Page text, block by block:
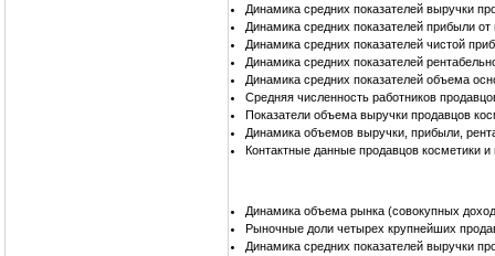
Динамика средних показателей выручки
Динамика средних показателей прибыли
Динамика средних показателей чистой
Динамика средних показателей
Динамика средних показателей объема
Средняя численность работников
Показатели объема выручки продавцов
Динамика объемов выручки, прибыли,
Контактные данные продавцов косметики
Динамика объема рынка (совокупных
Рыночные доли четырех крупнейших
Динамика средних показателей выручки